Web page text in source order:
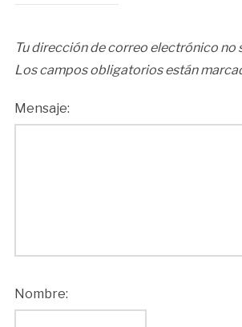
Tu dirección de correo electrónico no
Los campos obligatorios están
Mensaje:
Nombre: